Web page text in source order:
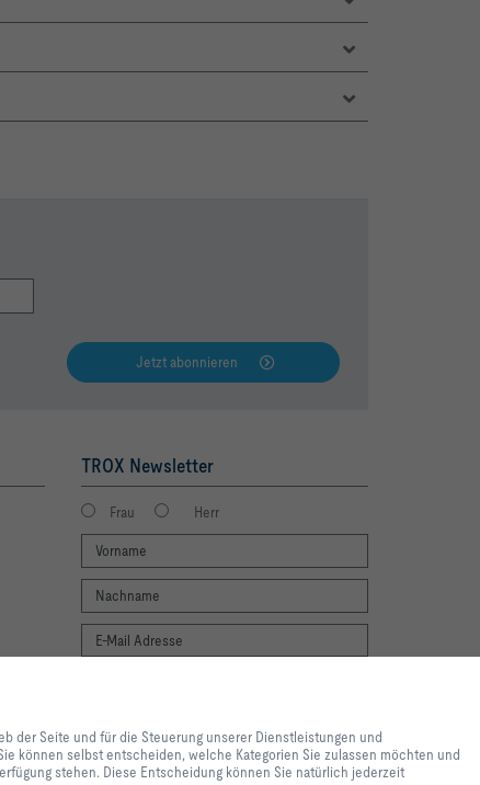
Jetzt abonnieren
TROX Newsletter
Frau Herr
lediglich zu
genutzt werden. Sie
zur
der Seite und für die Steuerung unserer Dienstleistungen und
können selbst entscheiden, welche Kategorien Sie zulassen möchten und
stehen. Diese Entscheidung können Sie natürlich jederzeit